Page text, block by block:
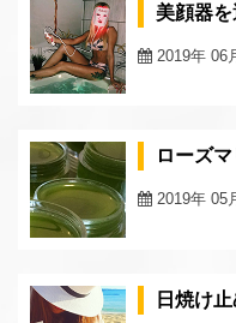
美顔器
2019年 06
ローズ
2019年 05
日焼け